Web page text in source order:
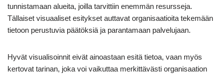
tunnistamaan alueita, joilla tarvittiin enemmän resursseja.
Tällaiset visuaaliset esitykset auttavat organisaatioita tekemään
tietoon perustuvia päätöksiä ja parantamaan palvelujaan.
Hyvät visualisoinnit eivät ainoastaan esitä tietoa, vaan myös
kertovat tarinan, joka voi vaikuttaa merkittävästi organisaation